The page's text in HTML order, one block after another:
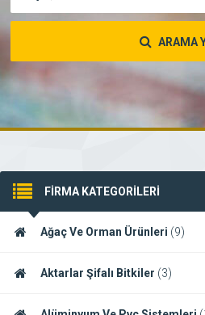
ARAMA
FİRMA KATEGORİLERİ
Ağaç Ve Orman Ürünleri (9)
Aktarlar Şifalı Bitkiler (3)